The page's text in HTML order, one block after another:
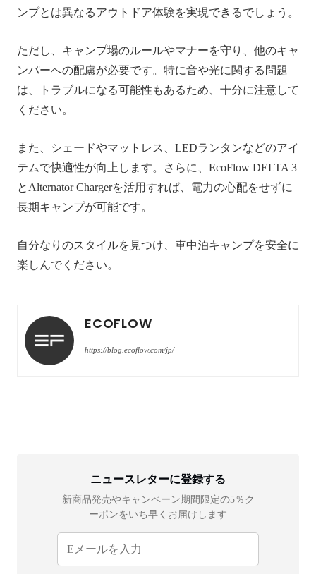
ンプとは異なるアウトドア体験を実現できるでしょう。
ただし、キャンプ場のルールやマナーを守り、他のキャ
ンパーへの配慮が必要です。特に音や光に関する問題
は、トラブルになる可能性もあるため、十分に注意して
ください。
また、シェードやマットレス、LEDランタンなどのアイ
テムで快適性が向上します。さらに、EcoFlow DELTA 3
とAlternator Chargerを活用すれば、電力の心配をせずに
長期キャンプが可能です。
自分なりのスタイルを見つけ、車中泊キャンプを安全に
楽しんでください。
ECOFLOW
https://blog.ecoflow.com/jp/
ニュースレターに登録する
新商品発売やキャンペーン期間限定の5％ク
ーポンをいち早くお届けします